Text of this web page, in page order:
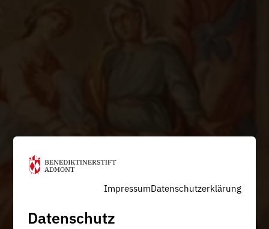
ImpressumDatenschutzerklärung
Datenschutz